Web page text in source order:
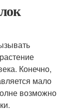
Конечно,
мало
возможно